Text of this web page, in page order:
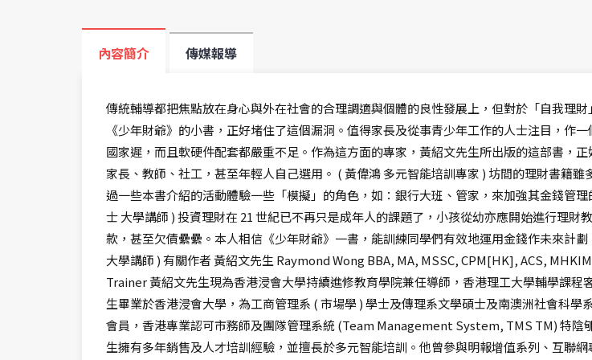
內容簡介 傳媒報導
傳統輔導都把焦點放在身心與外在社會的合理調適與個體的良性發展上，但對於「自我理
《少年財爺》的小書，正好堵住了這個漏洞。值得家長及從事青少年工作的人士注目，作
國家遲，而且軟硬件配套都嚴重不足。作為這方面的專家，黃紹文先生所出版的這部書，
家長、教師、社工，甚至年輕人自己選用。 ( 黃偉鴻 多元智能培訓專家 ) 坊間的理財書籍
過一些本書介紹的活動體驗一些「模擬」的角色，如：銀行大班、管家，來加強其金錢管
士 大學講師 ) 投資理財在 21 世紀已不再只是成年人的課題了，小孩從幼亦應開始進行理
款，甚至欠債纍纍。本人相信《少年財爺》一書，能訓練同學們有效地運用金錢作未來計
大學講師 ) 有關作者 黃紹文先生 Raymond Wong BBA, MA, MSSC, CPM[HK], ACS,
Trainer 黃紹文先生現為香港浸會大學持續進修教育學院兼任導師，香港理工大學輔學課
生畢業於香港浸會大學，為工商管理系 ( 市場學 ) 學士及傳理系文學碩士及南澳洲社會科
會員，香港專業認可市務師及團隊管理系統 (Team Management System, TMS TM) 特陰
生擁有多年銷售及人才培訓經驗，並擅長於多元智能培訓。他曾參與明報增值系列、互聯